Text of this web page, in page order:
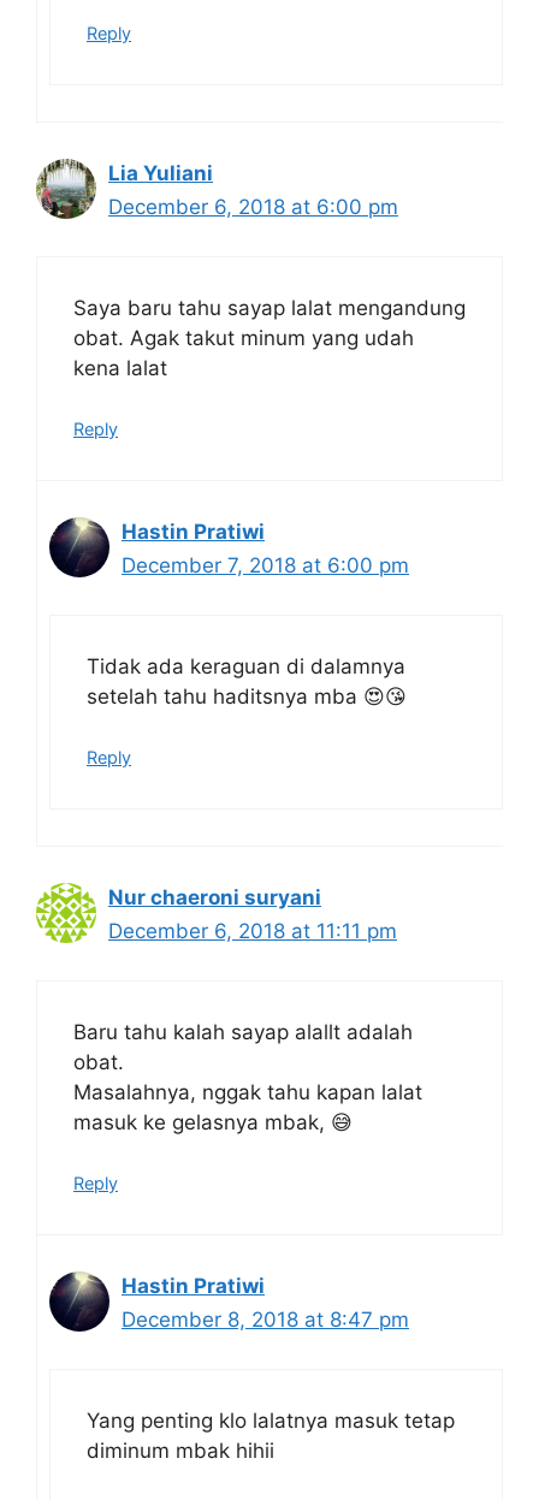
Reply
Lia Yuliani
December 6, 2018 at 6:00 pm
Saya baru tahu sayap lalat mengandung
obat. Agak takut minum yang udah
kena lalat
Reply
Hastin Pratiwi
December 7, 2018 at 6:00 pm
Tidak ada keraguan di dalamnya
setelah tahu haditsnya mba 😍😘
Reply
Nur chaeroni suryani
December 6, 2018 at 11:11 pm
Baru tahu kalah sayap alallt adalah
obat.
Masalahnya, nggak tahu kapan lalat
masuk ke gelasnya mbak, 😅
Reply
Hastin Pratiwi
December 8, 2018 at 8:47 pm
Yang penting klo lalatnya masuk tetap
diminum mbak hihii